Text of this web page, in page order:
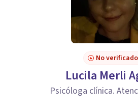
No verificado
Lucila Merli
Psicóloga clínica.